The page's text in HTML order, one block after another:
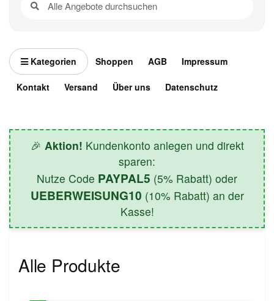
Kategorien Shoppen AGB Impressum
Kontakt Versand Über uns Datenschutz
🎉 Aktion! Kundenkonto anlegen und direkt
sparen:
Nutze Code PAYPAL5 (5% Rabatt) oder
UEBERWEISUNG10 (10% Rabatt) an der
Kasse!
Alle Produkte